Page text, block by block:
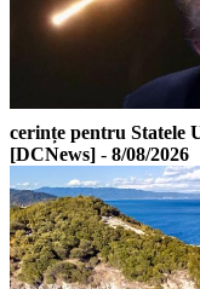
cerințe pentru Statele
[DCNews] - 8/08/2026